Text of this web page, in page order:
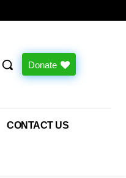
Donate
CONTACT US